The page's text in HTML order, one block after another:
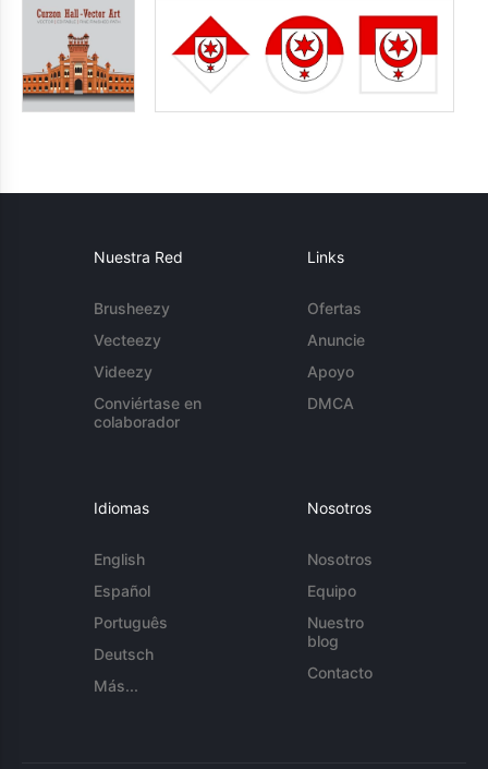
Nuestra Red
Brusheezy
Vecteezy
Videezy
Conviértase en
colaborador
Links
Ofertas
Anuncie
Apoyo
DMCA
Idiomas
English
Español
Português
Deutsch
Más...
Nosotros
Nosotros
Equipo
Nuestro
blog
Contacto